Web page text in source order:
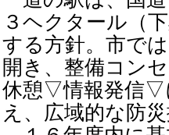
３ヘクタール（
する方針。市で
開き、整備コン
休憩▽情報発信▽
え、広域的な防